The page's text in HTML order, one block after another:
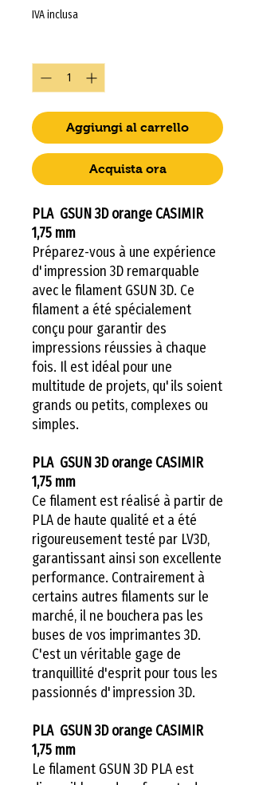
IVA inclusa
Aggiungi al carrello
Acquista ora
PLA GSUN 3D orange CASIMIR
1,75 mm
Préparez-vous à une expérience
d'impression 3D remarquable
avec le filament GSUN 3D. Ce
filament a été spécialement
conçu pour garantir des
impressions réussies à chaque
fois. Il est idéal pour une
multitude de projets, qu'ils soient
grands ou petits, complexes ou
simples.
PLA GSUN 3D orange CASIMIR
1,75 mm
Ce filament est réalisé à partir de
PLA de haute qualité et a été
rigoureusement testé par LV3D,
garantissant ainsi son excellente
performance. Contrairement à
certains autres filaments sur le
marché, il ne bouchera pas les
buses de vos imprimantes 3D.
C'est un véritable gage de
tranquillité d'esprit pour tous les
passionnés d'impression 3D.
PLA GSUN 3D orange CASIMIR
1,75 mm
Le filament GSUN 3D PLA est